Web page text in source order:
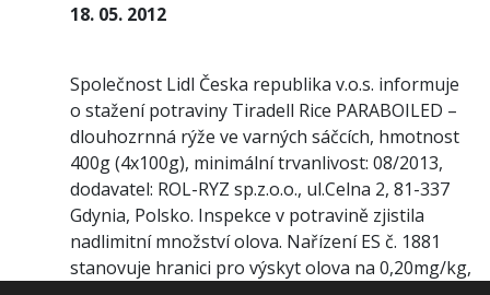
18. 05. 2012
Společnost Lidl Česka republika v.o.s. informuje
o stažení potraviny Tiradell Rice PARABOILED –
dlouhozrnná rýže ve varných sáčcích, hmotnost
400g (4x100g), minimální trvanlivost: 08/2013,
dodavatel: ROL-RYZ sp.z.o.o., ul.Celna 2, 81-337
Gdynia, Polsko. Inspekce v potravině zjistila
nadlimitní množství olova. Nařízení ES č. 1881
stanovuje hranici pro výskyt olova na 0,20mg/kg,